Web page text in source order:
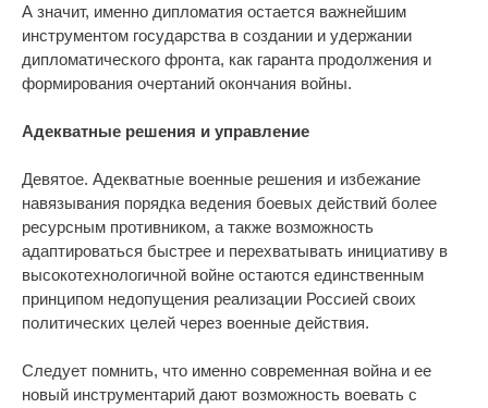
А значит, именно дипломатия остается важнейшим
инструментом государства в создании и удержании
дипломатического фронта, как гаранта продолжения и
формирования очертаний окончания войны.
Адекватные решения и управление
Девятое. Адекватные военные решения и избежание
навязывания порядка ведения боевых действий более
ресурсным противником, а также возможность
адаптироваться быстрее и перехватывать инициативу в
высокотехнологичной войне остаются единственным
принципом недопущения реализации Россией своих
политических целей через военные действия.
Следует помнить, что именно современная война и ее
новый инструментарий дают возможность воевать с